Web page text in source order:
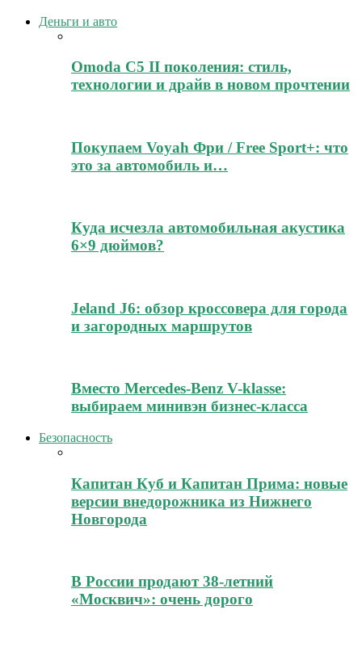
Деньги и авто
Omoda C5 II поколения: стиль,
технологии и драйв в новом прочтении
Покупаем Voyah Фри / Free Sport+: что
это за автомобиль и…
Куда исчезла автомобильная акустика
6×9 дюймов?
Jeland J6: обзор кроссовера для города
и загородных маршрутов
Вместо Mercedes-Benz V-klasse:
выбираем минивэн бизнес-класса
Безопасность
Капитан Куб и Капитан Прима: новые
версии внедорожника из Нижнего
Новгорода
В России продают 38-летний
«Москвич»: очень дорого